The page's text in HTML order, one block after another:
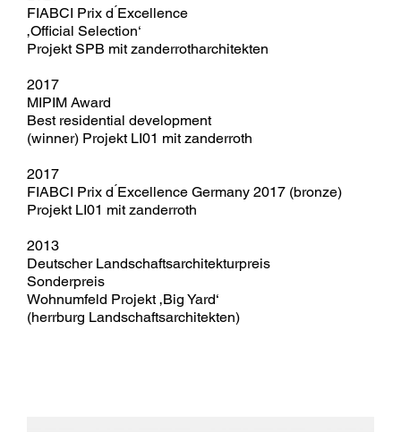
FIABCI Prix d ́Excellence
‚Official Selection‘
Projekt SPB mit zanderrotharchitekten
2017
MIPIM Award
Best residential development
(winner) Projekt LI01 mit zanderroth
2017
FIABCI Prix d ́Excellence Germany 2017 (bronze)
Projekt LI01 mit zanderroth
2013
Deutscher Landschaftsarchitekturpreis
Sonderpreis
Wohnumfeld Projekt ‚Big Yard‘
(herrburg Landschaftsarchitekten)